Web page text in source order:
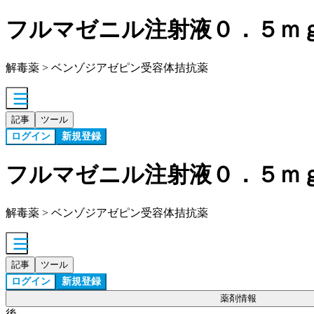
フルマゼニル注射液０．５ｍ
解毒薬 > ベンゾジアゼピン受容体拮抗薬
記事 ツール
ログイン 新規登録
フルマゼニル注射液０．５ｍ
解毒薬 > ベンゾジアゼピン受容体拮抗薬
記事 ツール
ログイン 新規登録
薬剤情報